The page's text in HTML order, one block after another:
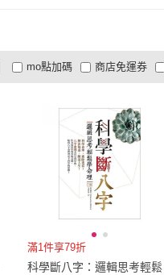
mo點加碼
大家電安心配
大家電快配
商店免運券
及以上
滿1件享79折
科學斷八字：邏輯思考輕鬆